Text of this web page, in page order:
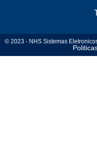
© 2023 - NHS Sistemas